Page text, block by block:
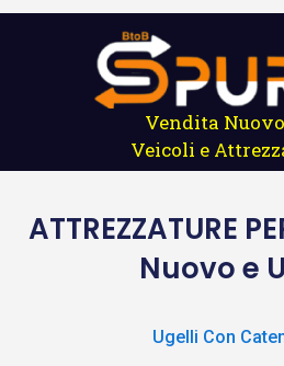
Vendita
Veicoli e
ATTREZZATURE
Nuovo e
Ugelli Con